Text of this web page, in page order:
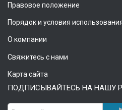
Правовое положение
Порядок и условия
О компании
Свяжитесь с нами
Карта сайта
ПОДПИСЫВАЙТЕСЬ НА НАШУ